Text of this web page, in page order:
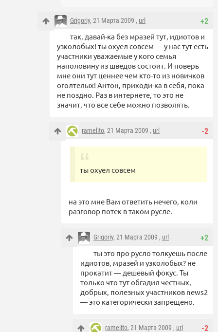
+2
Grigoriy, 21 Марта 2009 , url
так, давай-ка без мразей тут, идиотов и
узколобых! ты охуел совсем — у нас тут есть
участники уважаемые у кого семья
наполовину из шведов состоит. И поверь
мне они тут ценнее чем кто-то из новичков
оголтелых! Антон, приходи-ка в себя, пока
не поздно. Раз в интернете, то это не
значит, что все себе можно позволять.
-2
ramelito, 21 Марта 2009 , url
ты охуел совсем
на это мне Вам ответить нечего, коли
разговор потек в таком русле.
+2
Grigoriy, 21 Марта 2009 , url
ты это про русло толкуешь после
идиотов, мразей и узколобых? не
прокатит — дешевый фокус. Ты
только что тут обгадил честных,
добрых, полезных участников news2
— это категорически запрещено.
-2
ramelito, 21 Марта 2009 , url